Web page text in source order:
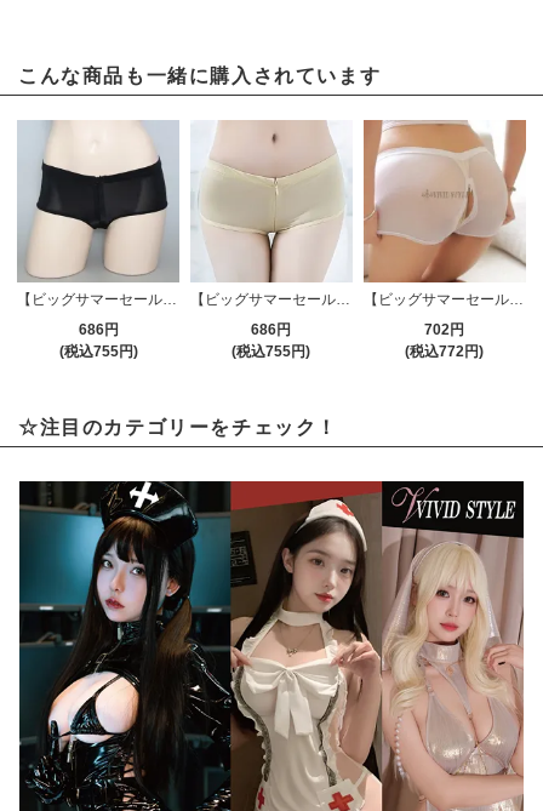
こんな商品も一緒に購入されています
【ビッグサマーセール対象品】Tバック・ショーツ(T-BACK・SHORTS) 383bk
686円
(税込755円)
【ビッグサマーセール対象品】Tバック・ショーツ(T-BACK・SHORTS) 383bg
686円
(税込755円)
【ビッグサマーセール対象品】パンツ(PANTS) 011wt
702円
(税込772円)
☆注目のカテゴリーをチェック！